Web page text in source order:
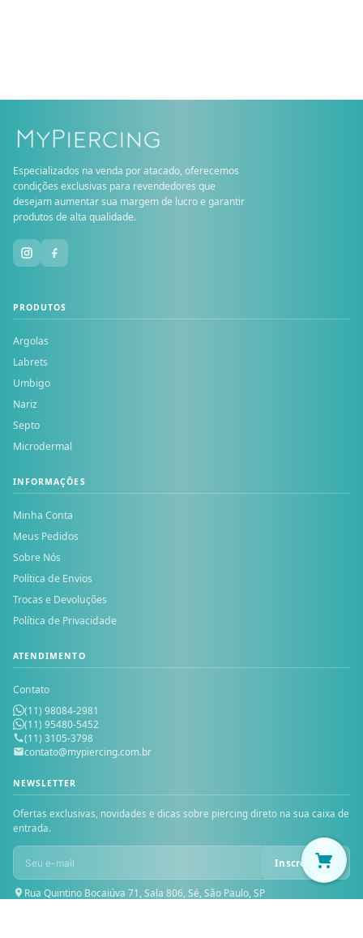
Especializados na venda por atacado, oferecemos
condições exclusivas para revendedores que
desejam aumentar sua margem de lucro e garantir
produtos de alta qualidade.
PRODUTOS
Argolas
Labrets
Umbigo
Nariz
Septo
Microdermal
INFORMAÇÕES
Minha Conta
Meus Pedidos
Sobre Nós
Política de Envios
Trocas e Devoluções
Política de Privacidade
ATENDIMENTO
Contato
(11) 98084-2981
(11) 95480-5452
(11) 3105-3798
contato@mypiercing.com.br
NEWSLETTER
Ofertas exclusivas, novidades e dicas sobre piercing direto na sua caixa de
entrada.
Inscrever-se
Rua Quintino Bocaiúva 71, Sala 806, Sé, São Paulo, SP